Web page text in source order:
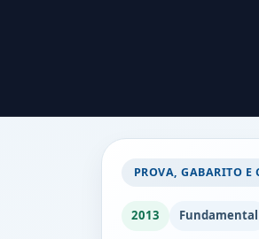
PROVA, GABARITO E
2013 Fundamental